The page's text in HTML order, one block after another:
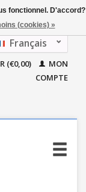
Français
Nederlands
(€0,00)
MON
COMPTE
fonctionnel. D'accord?
(cookies) »